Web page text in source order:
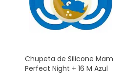
Chupeta de Silicone Mam
Perfect Night + 16 M Azul